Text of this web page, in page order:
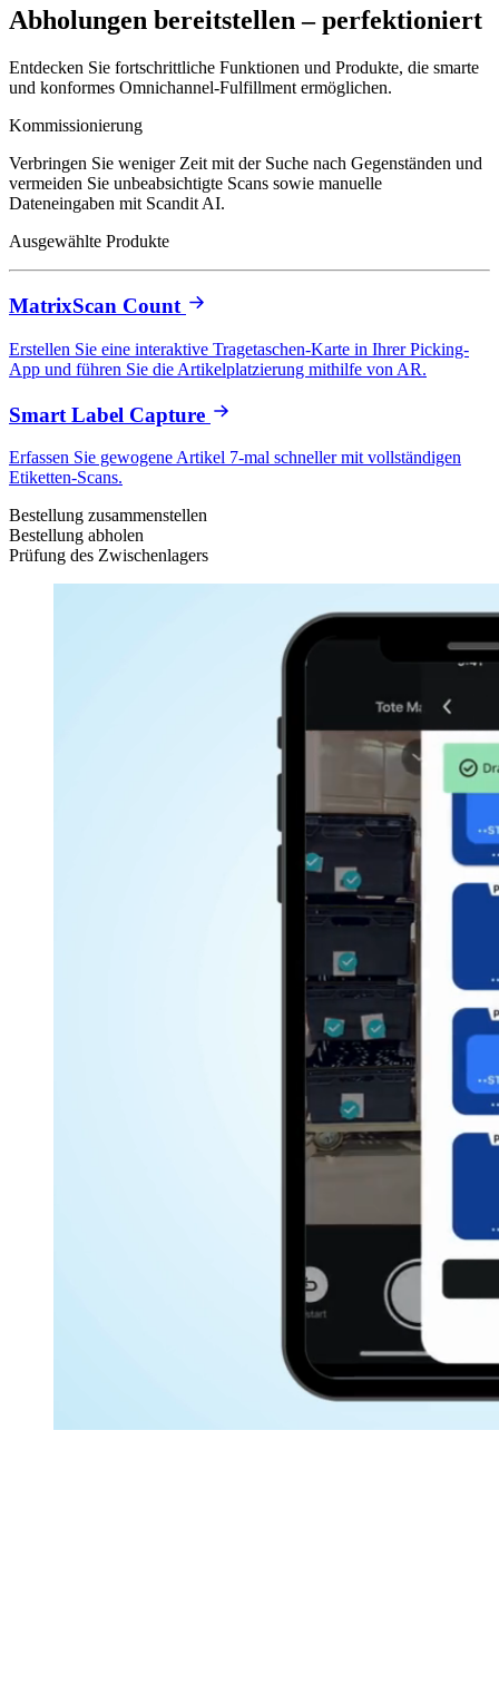
Abholungen bereitstellen – perfektioniert
Entdecken Sie fortschrittliche Funktionen und Produkte, die smarte
und konformes Omnichannel-Fulfillment ermöglichen.
Kommissionierung
Verbringen Sie weniger Zeit mit der Suche nach Gegenständen und
vermeiden Sie unbeabsichtigte Scans sowie manuelle
Dateneingaben mit Scandit AI.
Ausgewählte Produkte
MatrixScan Count
Erstellen Sie eine interaktive Tragetaschen-Karte in Ihrer Picking-
App und führen Sie die Artikelplatzierung mithilfe von AR.
Smart Label Capture
Erfassen Sie gewogene Artikel 7-mal schneller mit vollständigen
Etiketten-Scans.
Bestellung zusammenstellen
Bestellung abholen
Prüfung des Zwischenlagers